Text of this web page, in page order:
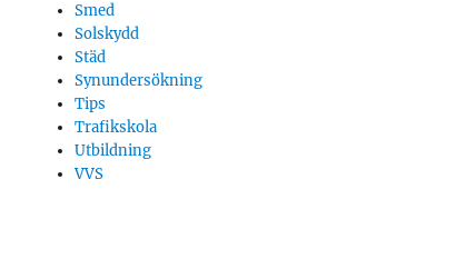
Smed
Solskydd
Städ
Synundersökning
Tips
Trafikskola
Utbildning
VVS